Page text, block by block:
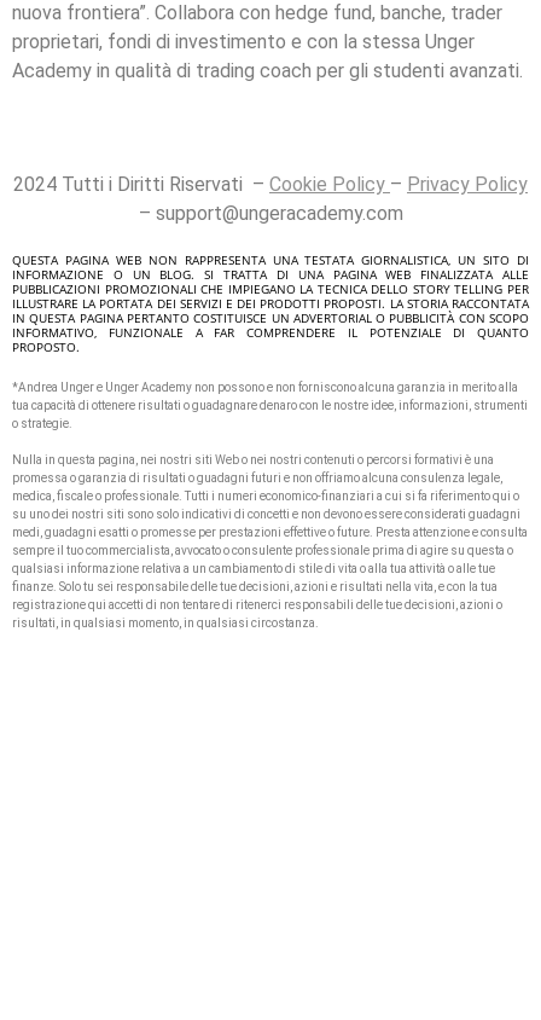
nuova frontiera”. Collabora con hedge fund, banche, trader
proprietari, fondi di investimento e con la stessa Unger
Academy in qualità di trading coach per gli studenti avanzati.
2024 Tutti i Diritti Riservati – Cookie Policy – Privacy Policy
– support@ungeracademy.com
QUESTA PAGINA WEB NON RAPPRESENTA UNA TESTATA GIORNALISTICA, UN SITO DI
INFORMAZIONE O UN BLOG. SI TRATTA DI UNA PAGINA WEB FINALIZZATA ALLE
PUBBLICAZIONI PROMOZIONALI CHE IMPIEGANO LA TECNICA DELLO STORY TELLING PER
ILLUSTRARE LA PORTATA DEI SERVIZI E DEI PRODOTTI PROPOSTI. LA STORIA RACCONTATA
IN QUESTA PAGINA PERTANTO COSTITUISCE UN ADVERTORIAL O PUBBLICITÀ CON SCOPO
INFORMATIVO, FUNZIONALE A FAR COMPRENDERE IL POTENZIALE DI QUANTO
PROPOSTO.
*Andrea Unger e Unger Academy non possono e non forniscono alcuna garanzia in merito alla
tua capacità di ottenere risultati o guadagnare denaro con le nostre idee, informazioni, strumenti
o strategie.
Nulla in questa pagina, nei nostri siti Web o nei nostri contenuti o percorsi formativi è una
promessa o garanzia di risultati o guadagni futuri e non offriamo alcuna consulenza legale,
medica, fiscale o professionale. Tutti i numeri economico-finanziari a cui si fa riferimento qui o
su uno dei nostri siti sono solo indicativi di concetti e non devono essere considerati guadagni
medi, guadagni esatti o promesse per prestazioni effettive o future. Presta attenzione e consulta
sempre il tuo commercialista, avvocato o consulente professionale prima di agire su questa o
qualsiasi informazione relativa a un cambiamento di stile di vita o alla tua attività o alle tue
finanze. Solo tu sei responsabile delle tue decisioni, azioni e risultati nella vita, e con la tua
registrazione qui accetti di non tentare di ritenerci responsabili delle tue decisioni, azioni o
risultati, in qualsiasi momento, in qualsiasi circostanza.